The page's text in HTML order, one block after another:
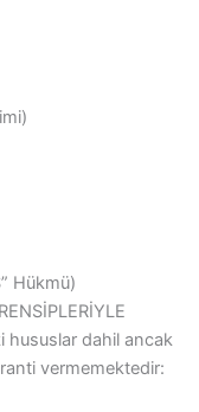
Hükmü)
hususlar dahil ancak
vermemektedir: